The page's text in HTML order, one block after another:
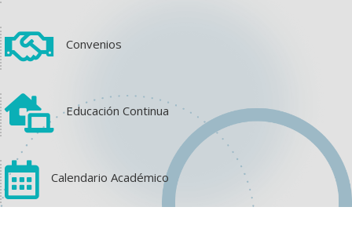
 Convenios
 Educación Continua
 Calendario Académico